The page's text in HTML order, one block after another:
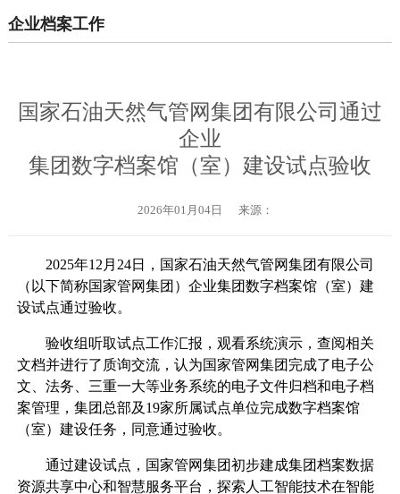
企业档案工作
国家石油天然气管网集团有限公司通过
企业
集团数字档案馆（室）建设试点验收
2026年01月04日 来源：
2025年12月24日，国家石油天然气管网集团有限公司
（以下简称国家管网集团）企业集团数字档案馆（室）建
设试点通过验收。
验收组听取试点工作汇报，观看系统演示，查阅相关
文档并进行了质询交流，认为国家管网集团完成了电子公
文、法务、三重一大等业务系统的电子文件归档和电子档
案管理，集团总部及19家所属试点单位完成数字档案馆
（室）建设任务，同意通过验收。
通过建设试点，国家管网集团初步建成集团档案数据
资源共享中心和智慧服务平台，探索人工智能技术在智能